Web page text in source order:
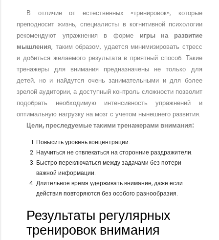
В отличие от естественных «тренировок», которые
преподносит жизнь, специалисты в когнитивной психологии
рекомендуют упражнения в форме игры на развитие
мышления, таким образом, удается минимизировать стресс
и добиться желаемого результата в приятный способ. Такие
тренажеры для внимания предназначены не только для
детей, но и найдутся очень занимательными и для более
зрелой аудитории, а доступный контроль сложности позволит
подобрать необходимую интенсивность упражнений и
оптимальную нагрузку на мозг с учетом нынешнего развития.
Цели, преследуемые такими тренажерами внимания:
Повысить уровень концентрации.
Научиться не отвлекаться на сторонние раздражители.
Быстро переключаться между задачами без потери
важной информации.
Длительное время удерживать внимание, даже если
действия повторяются без особого разнообразия.
Результаты регулярных
тренировок внимания